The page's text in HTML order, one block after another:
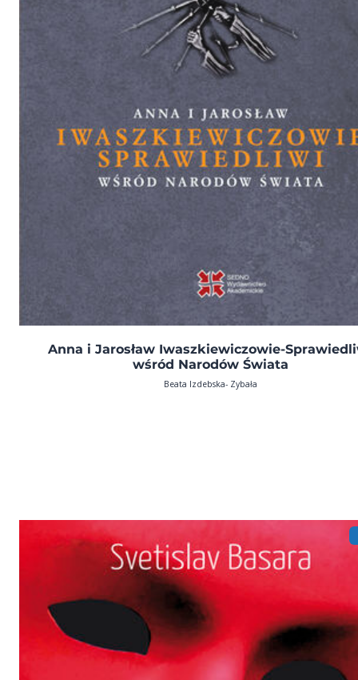
Anna i Jarosław Iwaszkiewiczowie-
wśród Narodów Świata
Beata Izdebska- Zybała